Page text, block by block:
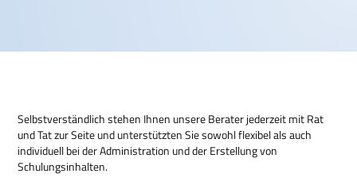
Selbstverständlich stehen Ihnen unsere Berater jederzeit mit Rat
und Tat zur Seite und unterstützten Sie sowohl flexibel als auch
individuell bei der Administration und der Erstellung von
Schulungsinhalten.